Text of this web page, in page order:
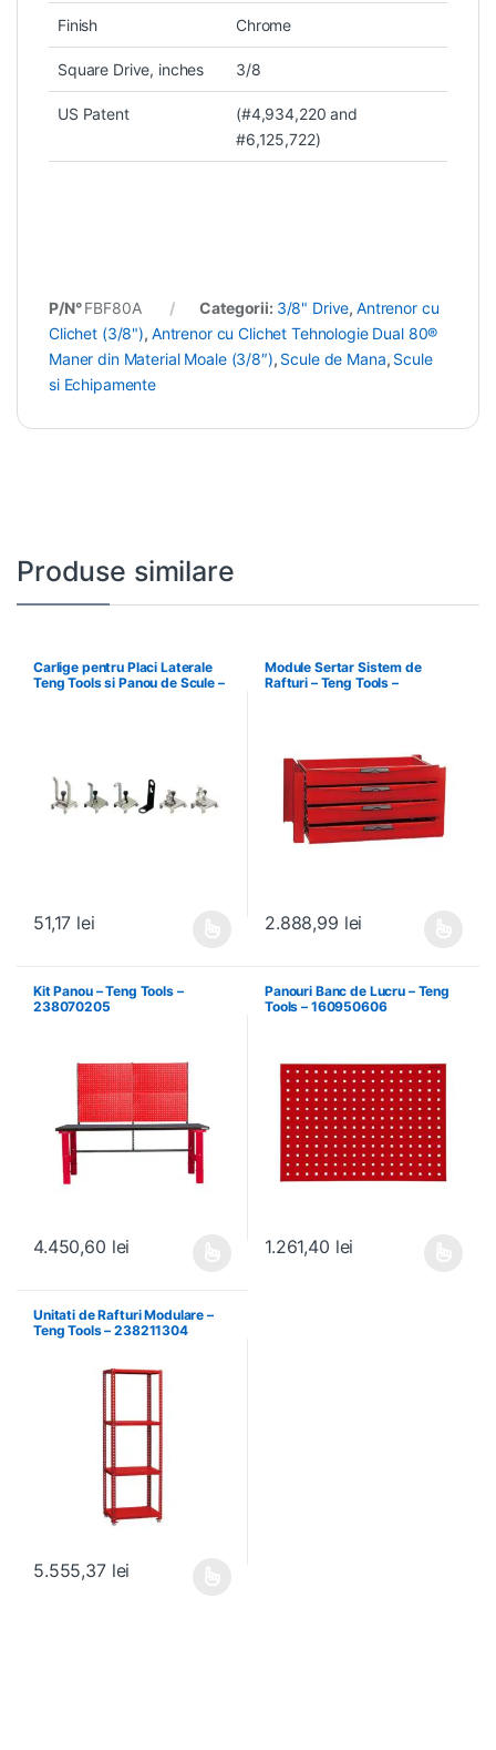
Finish Chrome
Square Drive, inches 3/8
US Patent
(#4,934,220 and
#6,125,722)
P/N°FBF80A Categorii: 3/8" Drive,Antrenor cu
Clichet (3/8"), Antrenor cu Clichet Tehnologie Dual 80®
Maner din Material Moale (3/8″), Scule de Mana, Scule
si Echipamente
Produse similare
Carlige pentru Placi Laterale
Teng Tools si Panou de Scule –
51,17 lei
Module Sertar Sistem de
Rafturi – Teng Tools –
2.888,99 lei
Kit Panou – Teng Tools –
238070205
4.450,60 lei
Panouri Banc de Lucru – Teng
Tools – 160950606
1.261,40 lei
Unitati de Rafturi Modulare –
Teng Tools – 238211304
5.555,37 lei